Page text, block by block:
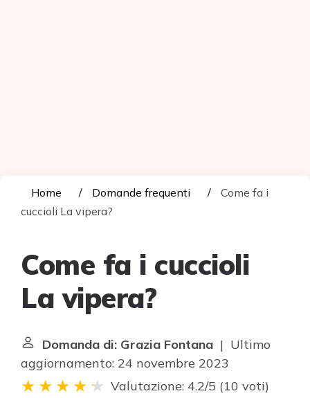
Home Domande frequenti
Come fa i
cuccioli La vipera?
Come fa i cuccioli
La vipera?
Domanda di: Grazia Fontana | Ultimo
aggiornamento: 24 novembre 2023
Valutazione: 4.2/5 (10 voti)